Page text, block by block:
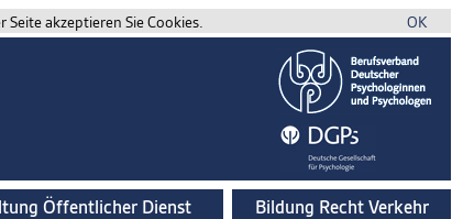
akzeptieren Sie Cookies. OK
Öffentlicher Dienst Bildung Recht Verkehr